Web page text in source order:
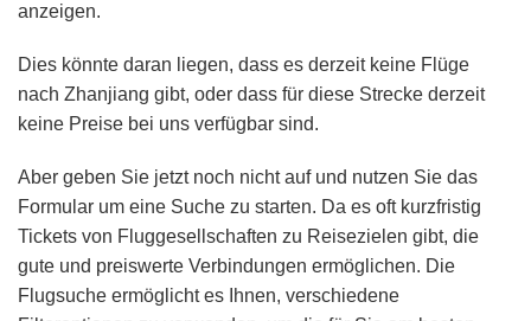
anzeigen.
Dies könnte daran liegen, dass es derzeit keine Flüge
nach Zhanjiang gibt, oder dass für diese Strecke derzeit
keine Preise bei uns verfügbar sind.
Aber geben Sie jetzt noch nicht auf und nutzen Sie das
Formular um eine Suche zu starten. Da es oft kurzfristig
Tickets von Fluggesellschaften zu Reisezielen gibt, die
gute und preiswerte Verbindungen ermöglichen. Die
Flugsuche ermöglicht es Ihnen, verschiedene